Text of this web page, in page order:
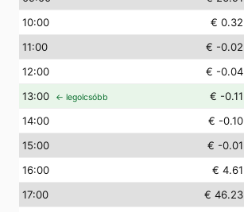
10:00 € 0.32
11:00 € -0.02
12:00 € -0.04
13:00 ← legolcsóbb € -0.11
14:00 € -0.10
15:00 € -0.01
16:00 € 4.61
17:00 € 46.23